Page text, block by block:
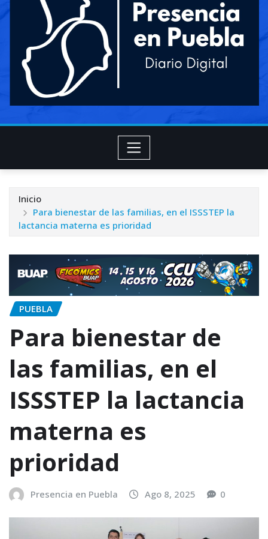
Inicio
Para bienestar de las familias, en el ISSSTEP la
lactancia materna es prioridad
PUEBLA
Para bienestar de
las familias, en el
ISSSTEP la lactancia
materna es
prioridad
Presencia en Puebla Ago 8, 2025 0